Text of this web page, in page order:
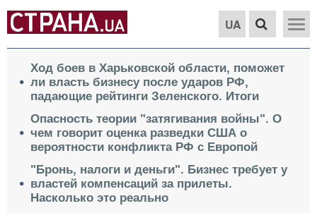
UA
Ход боев в Харьковской области, поможет
ли власть бизнесу после ударов РФ,
падающие рейтинги Зеленского. Итоги
Опасность теории "затягивания войны". О
чем говорит оценка разведки США о
вероятности конфликта РФ с Европой
"Бронь, налоги и деньги". Бизнес требует у
властей компенсаций за прилеты.
Насколько это реально